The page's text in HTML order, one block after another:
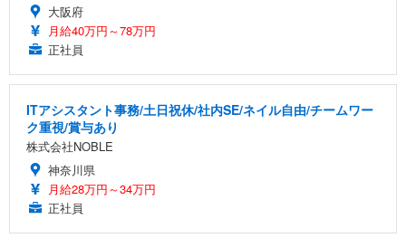
大阪府
月給40万円～78万円
正社員
ITアシスタント事務/土日祝休/社内SE/ネイル自由/チームワー
ク重視/賞与あり
株式会社NOBLE
神奈川県
月給28万円～34万円
正社員